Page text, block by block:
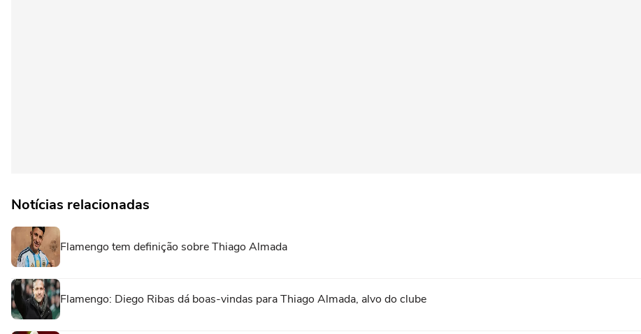
Notícias relacionadas
Flamengo tem definição sobre Thiago Almada
Flamengo: Diego Ribas dá boas-vindas para Thiago Almada, alvo do clube